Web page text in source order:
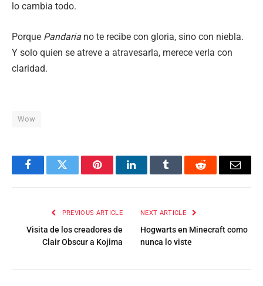
lo cambia todo.
Porque Pandaria no te recibe con gloria, sino con niebla.
Y solo quien se atreve a atravesarla, merece verla con
claridad.
Wow
FacebookTwitter PinterestLinkedInTumblr Reddit Email
PREVIOUS ARTICLE
Visita de los creadores de
Clair Obscur a Kojima
NEXT ARTICLE
Hogwarts en Minecraft como
nunca lo viste